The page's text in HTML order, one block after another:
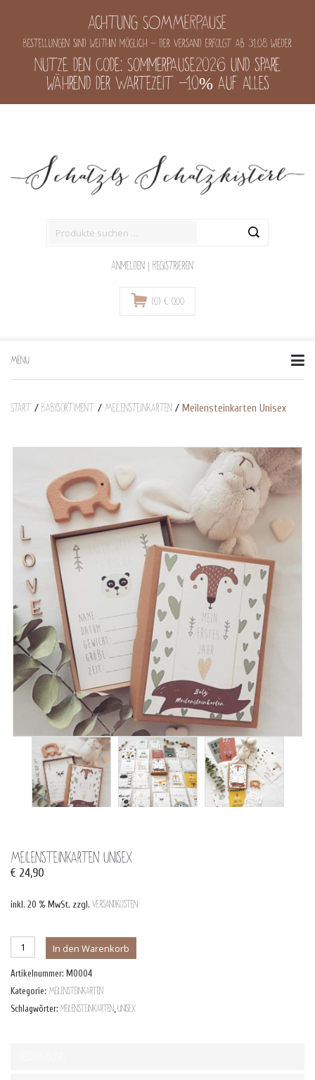
Achtung SOMMERPAUSE
Bestellungen sind weithin möglich - der Versand erfolgt ab 31.08 wieder
Nutze den Code: Sommerpause2026 und spare
während der Wartezeit -10% auf alles
Anmelden | Registrieren
(0) € 0,00
MENU
to
Start / Babysortiment / Meilensteinkarten / Meilensteinkarten Unisex
Meilensteinkarten Unisex
€ 24,90
inkl. 20 % MwSt. zzgl. Versandkosten
Meilensteinkarten
Unisex
Menge
In den Warenkorb
Artikelnummer: M0004
Kategorie: Meilensteinkarten
Schlagwörter: meilensteinkarten Unisex